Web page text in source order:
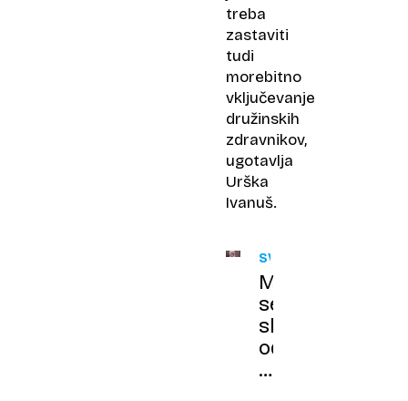
treba
zastaviti
tudi
morebitno
vključevanje
družinskih
zdravnikov,
ugotavlja
Urška
Ivanuš.
SVIT
Moški
se
slabo
odzivajo
na